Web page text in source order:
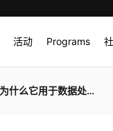
活动 Programs
么它用于数据处理？